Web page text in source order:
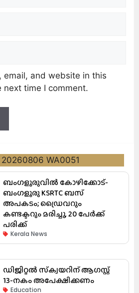
email, and website in this
next time I comment.
ബംഗളൂരുവിൽ കോഴിക്കോട്-
ബംഗളൂരു KSRTC ബസ്
അപകടം; ഡ്രൈവറും
കണ്ടക്ടറും മരിച്ചു, 20 പേർക്ക്
പരിക്ക്
Kerala News
ഡിജിറ്റൽ സ്‌ക്വയറിന് ആഗസ്റ്റ്
13-നകം അപേക്ഷിക്കണം
Education